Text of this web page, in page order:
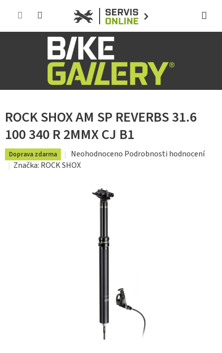
ROCK SHOX AM SP REVERBS 31.6
100 340 R 2MMX CJ B1
Doprava zdarma
Průměrné
hodnocení
produktu
Neohodnoceno Podrobnosti hodnocení
Značka: ROCK SHOX